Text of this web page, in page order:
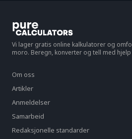
Vi lager gratis online kalkulatorer og
moro. Beregn, konverter og tell med
Om oss
Artikler
Anmeldelser
Samarbeid
Redaksjonelle standarder